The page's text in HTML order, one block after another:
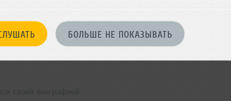
БОЛЬШЕ НЕ ПОКАЗЫВАТЬ